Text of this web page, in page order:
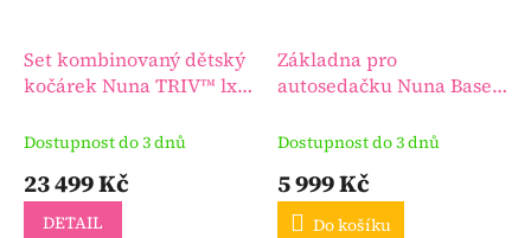
Set kombinovaný dětský
kočárek Nuna TRIV™ lx +
Dostupnost do 3 dnů
23 499 Kč
DETAIL
Základna pro
autosedačku Nuna Base™
Dostupnost do 3 dnů
5 999 Kč
Do košíku